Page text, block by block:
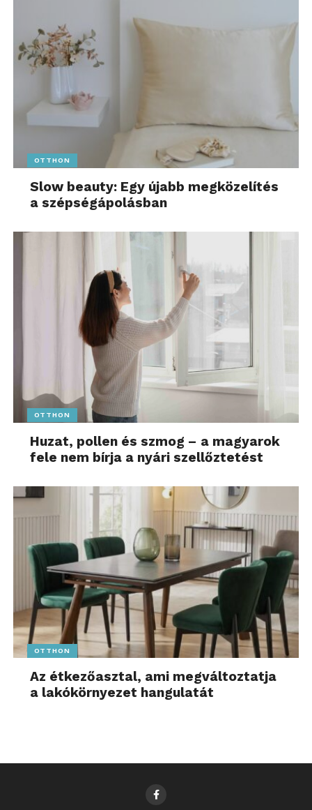
OTTHON
Slow beauty: Egy újabb megközelítés
a szépségápolásban
OTTHON
Huzat, pollen és szmog – a magyarok
fele nem bírja a nyári szellőztetést
OTTHON
Az étkezőasztal, ami megváltoztatja
a lakókörnyezet hangulatát